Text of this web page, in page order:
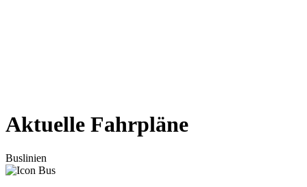
Aktuelle Fahrpläne
Buslinien